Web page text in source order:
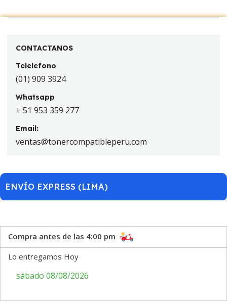
CONTACTANOS
Telelefono
(01) 909 3924
Whatsapp
+ 51 953 359 277
Email:
ventas@tonercompatibleperu.com
ENVÍO EXPRESS (LIMA)
Compra antes de las 4:00 pm
Lo entregamos Hoy
sábado 08/08/2026